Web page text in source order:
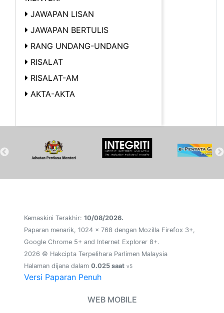
JAWAPAN LISAN
JAWAPAN BERTULIS
RANG UNDANG-UNDANG
RISALAT
RISALAT-AM
AKTA-AKTA
Kemaskini Terakhir: 10/08/2026.
Paparan menarik, 1024 x 768 dengan Mozilla Firefox 3+,
Google Chrome 5+ and Internet Explorer 8+.
2026 © Hakcipta Terpelihara Parlimen Malaysia
Halaman dijana dalam 0.025 saat v5
Versi Paparan Penuh
WEB MOBILE